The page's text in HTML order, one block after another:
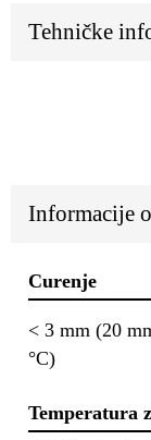
Tehničke
Informacije
Curenje
< 3 mm (20
°C)
Temperatura